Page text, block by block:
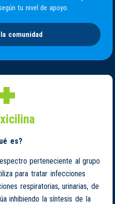
tu nivel de apoyo.
comunidad
es?
perteneciente al grupo
para tratar infecciones
respiratorias, urinarias, de
inhibiendo la síntesis de la